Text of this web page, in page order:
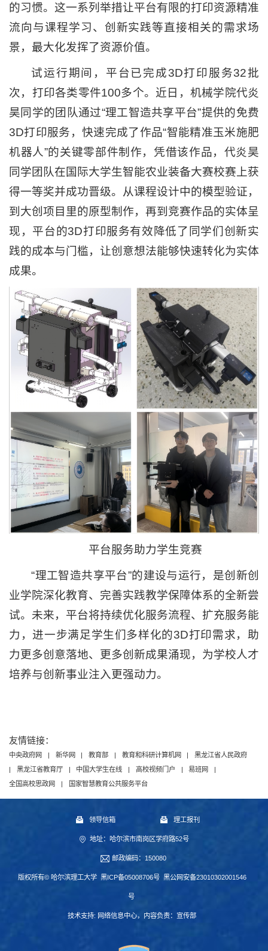
的习惯。这一系列举措让平台有限的打印资源精准
流向与课程学习、创新实践等直接相关的需求场
景，最大化发挥了资源价值。
试运行期间，平台已完成3D打印服务32批
次，打印各类零件100多个。近日，机械学院代炎
昊同学的团队通过“理工智造共享平台”提供的免费
3D打印服务，快速完成了作品“智能精准玉米施肥
机器人”的关键零部件制作，凭借该作品，代炎昊
同学团队在国际大学生智能农业装备大赛校赛上获
得一等奖并成功晋级。从课程设计中的模型验证，
到大创项目里的原型制作，再到竞赛作品的实体呈
现，平台的3D打印服务有效降低了同学们创新实
践的成本与门槛，让创意想法能够快速转化为实体
成果。
平台服务助力学生竞赛
“理工智造共享平台”的建设与运行，是创新创
业学院深化教育、完善实践教学保障体系的全新尝
试。未来，平台将持续优化服务流程、扩充服务能
力，进一步满足学生们多样化的3D打印需求，助
力更多创意落地、更多创新成果涌现，为学校人才
培养与创新事业注入更强动力。
友情链接：
中央政府网 | 新华网 | 教育部 | 教育和科研计算机网 |
黑龙江省人民政府
|
黑龙江省教育厅 | 中国大学生在线 | 高校视频门户 | 易班网
|
全国高校思政网
| 国家智慧教育公共服务平台
领导信箱 理工报刊
地址：哈尔滨市南岗区学府路52号
邮政编码：150080
版权所有© 哈尔滨理工大学 黑ICP备05008706号 黑公网安备23010302001546
号
技术支持: 网络信息中心，内容负责：宣传部